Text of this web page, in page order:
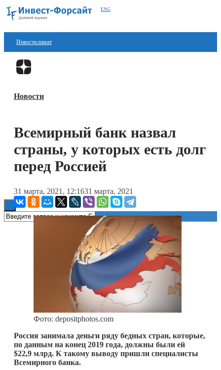
ENG
Инвестклимат
Финансы
Блокчейн
Новости
Всемирный банк назвал
страны, у которых есть долг
перед Россией
31 марта, 2021, 12:1631 марта, 2021
Фото: depositphotos.com
Россия занимала деньги ряду бедных стран, которые,
по данным на конец 2019 года, должны были ей
$22,9 млрд. К такому выводу пришли специалисты
Всемирного банка.